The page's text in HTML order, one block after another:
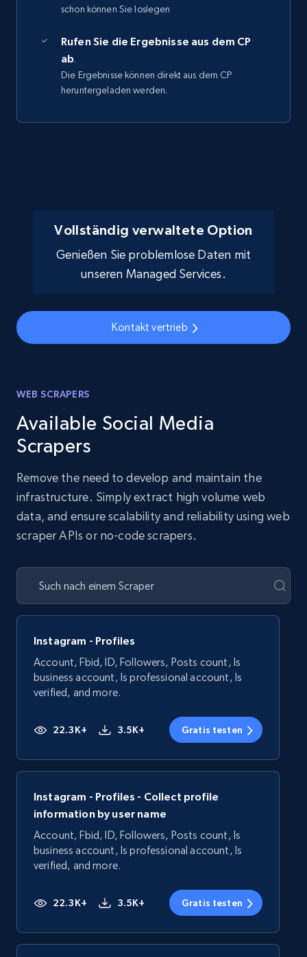
schon können Sie loslegen
Rufen Sie die Ergebnisse aus dem CP
ab.
Die Ergebnisse können direkt aus dem CP
heruntergeladen werden.
Vollständig verwaltete Option
Genießen Sie problemlose Daten mit
unseren Managed Services.
Kontakt vertrieb
WEB SCRAPERS
Available Social Media
Scrapers
Remove the need to develop and maintain the
infrastructure. Simply extract high volume web
data, and ensure scalability and reliability using web
scraper APIs or no-code scrapers.
Instagram - Profiles
Account, Fbid, ID, Followers, Posts count, Is
business account, Is professional account, Is
verified, and more.
22.3K+ 3.5K+ Gratis testen
Instagram - Profiles - Collect profile
information by user name
Account, Fbid, ID, Followers, Posts count, Is
business account, Is professional account, Is
verified, and more.
22.3K+ 3.5K+ Gratis testen